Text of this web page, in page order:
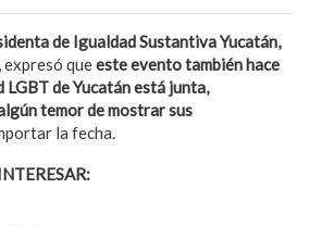
de Igualdad Sustantiva Yucatán,
, expresó queeste evento también hace
de Yucatán está junta,
temor de mostrar sus
la fecha.